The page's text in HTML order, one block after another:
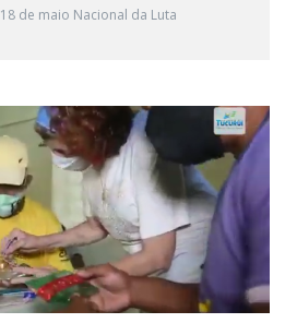
18 de maio Nacional da Luta